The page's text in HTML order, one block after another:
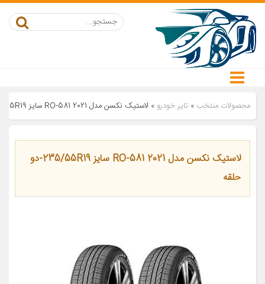
محصولات منتخب » تایر خودرو » لاستیک نکسن مدل RO-581 2021 سایز 235/55R19-دو حلقه
لاستیک نکسن مدل RO-581 2021 سایز 235/55R19-دو
حلقه